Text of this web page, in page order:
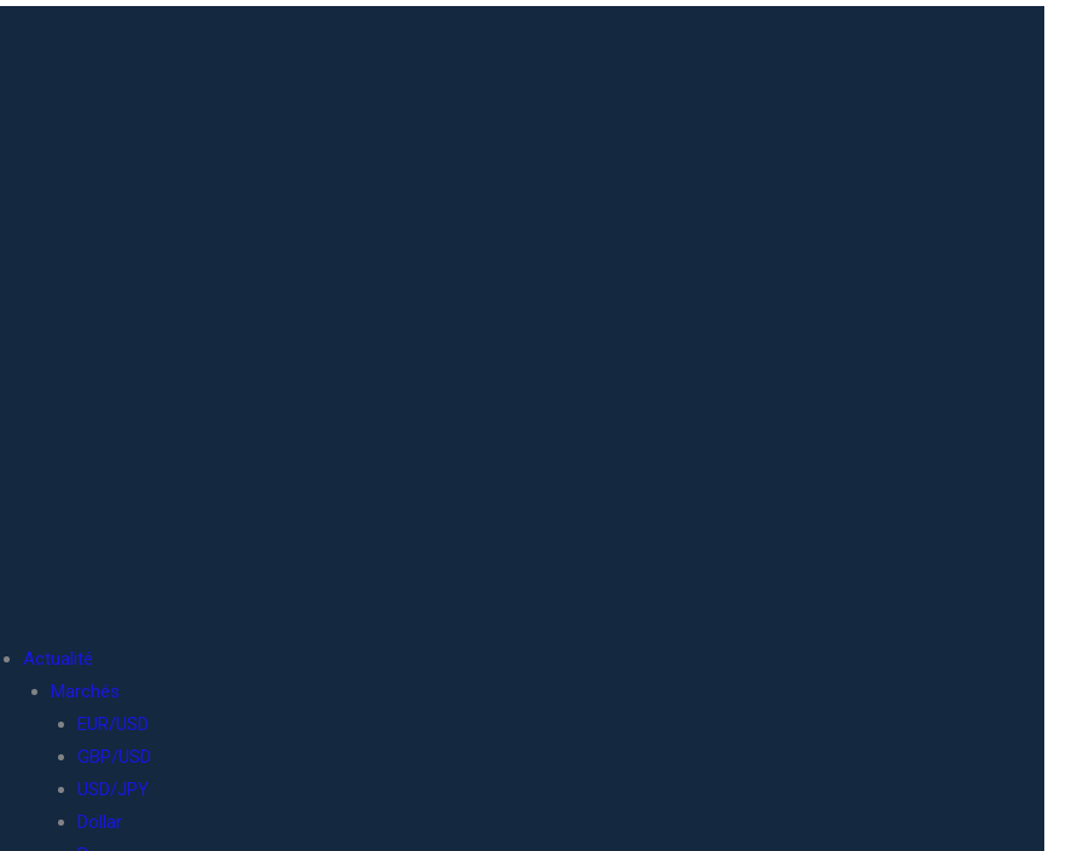
Actualité
Marchés
EUR/USD
GBP/USD
USD/JPY
Dollar